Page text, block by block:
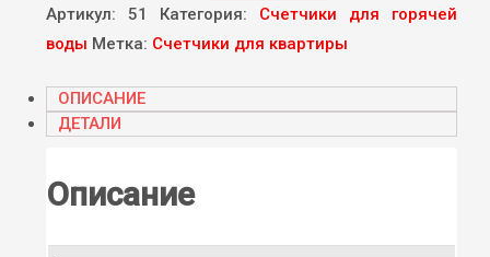
Артикул: 51 Категория: Счетчики для горячей
воды Метка: Счетчики для квартиры
ОПИСАНИЕ
ДЕТАЛИ
Описание